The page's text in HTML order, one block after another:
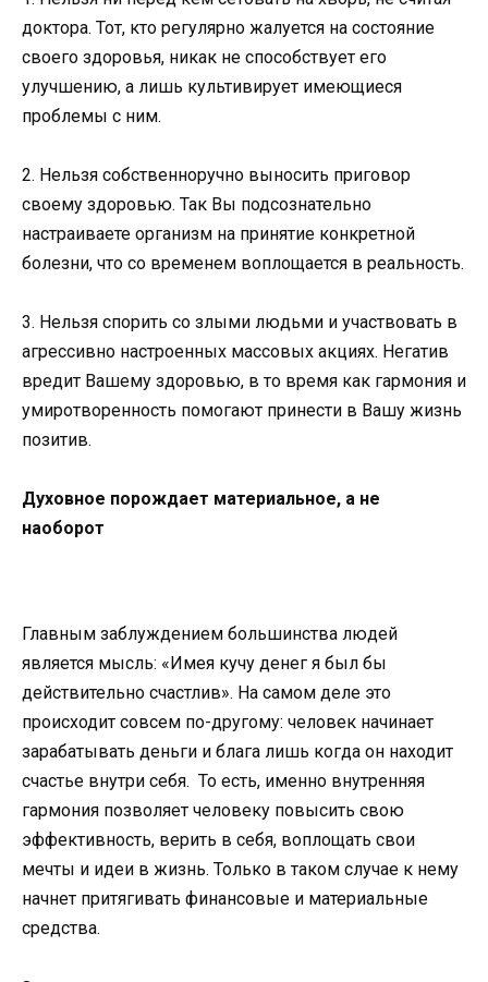
доктора. Тот, кто регулярно жалуется на состояние
своего здоровья, никак не способствует его
улучшению, а лишь культивирует имеющиеся
проблемы с ним.
2. Нельзя собственноручно выносить приговор
своему здоровью. Так Вы подсознательно
настраиваете организм на принятие конкретной
болезни, что со временем воплощается в реальность.
3. Нельзя спорить со злыми людьми и участвовать в
агрессивно настроенных массовых акциях. Негатив
вредит Вашему здоровью, в то время как гармония и
умиротворенность помогают принести в Вашу жизнь
позитив.
Духовное порождает материальное, а не
наоборот
Главным заблуждением большинства людей
является мысль: «Имея кучу денег я был бы
действительно счастлив». На самом деле это
происходит совсем по-другому: человек начинает
зарабатывать деньги и блага лишь когда он находит
счастье внутри себя. То есть, именно внутренняя
гармония позволяет человеку повысить свою
эффективность, верить в себя, воплощать свои
мечты и идеи в жизнь. Только в таком случае к нему
начнет притягивать финансовые и материальные
средства.